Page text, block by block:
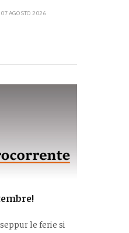
AGOSTO 2026
le ferie si